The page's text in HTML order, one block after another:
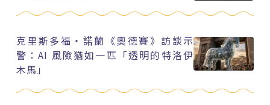
克里斯多福・諾蘭《奧德賽》訪談示
警：AI 風險猶如一匹「透明的特洛伊
木馬」